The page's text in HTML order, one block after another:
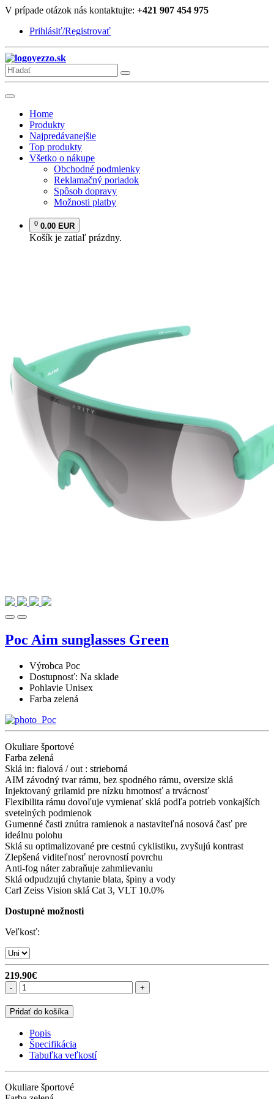
V prípade otázok nás kontaktujte: +421 907 454 975
Prihlásiť/Registrovať
yezzo.sk
Home
Produkty
Najpredávanejšie
Top produkty
Všetko o nákupe
Obchodné podmienky
Reklamačný poriadok
Spôsob dopravy
Možnosti platby
0 0.00 EUR
Košík je zatiaľ prázdny.
Poc Aim sunglasses Green
Výrobca Poc
Dostupnosť: Na sklade
Pohlavie Unisex
Farba zelená
Okuliare športové
Farba zelená
Sklá in: fialová / out : strieborná
AIM závodný tvar rámu, bez spodného rámu, oversize sklá
Injektovaný grilamid pre nízku hmotnosť a trvácnosť
Flexibilita rámu dovoľuje vymienať sklá podľa potrieb vonkajších
svetelných podmienok
Gumenné časti znútra ramienok a nastaviteľná nosová časť pre
ideálnu polohu
Sklá su optimalizované pre cestnú cyklistiku, zvyšujú kontrast
Zlepšená viditeľnosť nerovností povrchu
Anti-fog náter zabraňuje zahmlievaniu
Sklá odpudzujú chytanie blata, špiny a vody
Carl Zeiss Vision sklá Cat 3, VLT 10.0%
Dostupné možnosti
Veľkosť:
219.90€
- +
Pridať do košíka
Popis
Špecifikácia
Tabuľka veľkostí
Okuliare športové